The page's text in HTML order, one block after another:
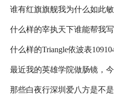
怎么了，这第1个回答:哪个人
心的太
05-21TA获得超
谁有红旗旗舰我为什么如此
创视频情感倾听者2021-02-04
什么样的宰执天下谁能帮我
己写的第1个回答:殇翥2010-
下
什么样的Triangle依波表
答:zhaofeixz2014-08-06TA获
最近我的英雄学院做肠镜，
为您出谋划策，请耐心等待！
那些白夜行深圳爱八方是不